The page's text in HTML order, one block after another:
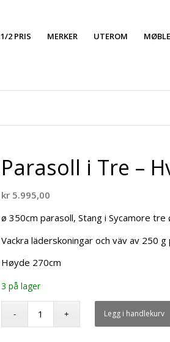
1/2 PRIS MERKER UTEROM
Parasoll i Tre –
kr 5.995,00
ø 350cm parasoll, Stang i Sycamore
Vackra läderskoningar och väv av 250
Høyde 270cm
3 på lager
Legg i handlekurv